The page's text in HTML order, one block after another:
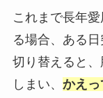
これまで長年
る場合、ある
切り替えると
しまい、 かえ